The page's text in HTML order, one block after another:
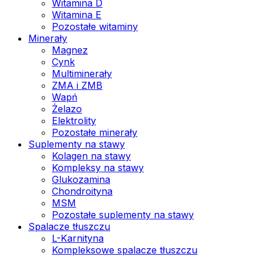
Witamina D
Witamina E
Pozostałe witaminy
Minerały
Magnez
Cynk
Multiminerały
ZMA i ZMB
Wapń
Żelazo
Elektrolity
Pozostałe minerały
Suplementy na stawy
Kolagen na stawy
Kompleksy na stawy
Glukozamina
Chondroityna
MSM
Pozostałe suplementy na stawy
Spalacze tłuszczu
L-Karnityna
Kompleksowe spalacze tłuszczu